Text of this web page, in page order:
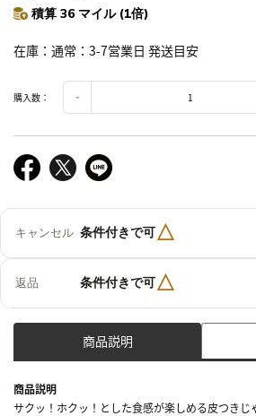
積算 36 マイル (1倍)
在庫 通常：3-7営業日 発送目安
購入数：
キャンセル 条件付きで可△
返品 条件付きで可△
商品説明
商品説明
サクッ！ホクッ！とした食感が楽しめる皮つきじ